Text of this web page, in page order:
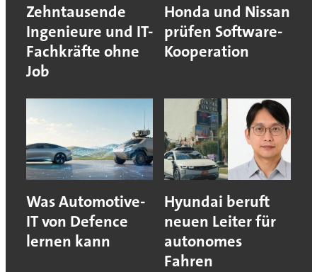
Zehntausende
Ingenieure und IT-
Fachkräfte ohne
Job
Honda und Nissan
prüfen Software-
Kooperation
Was Automotive-
IT von Defence
lernen kann
Hyundai beruft
neuen Leiter für
autonomes
Fahren